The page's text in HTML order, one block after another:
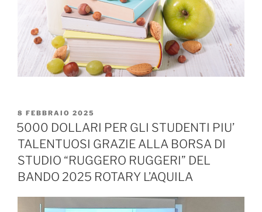
PUBBLICATO
IL
8 FEBBRAIO 2025
5000 DOLLARI PER GLI STUDENTI PIU’
TALENTUOSI GRAZIE ALLA BORSA DI
STUDIO “RUGGERO RUGGERI” DEL
BANDO 2025 ROTARY L’AQUILA